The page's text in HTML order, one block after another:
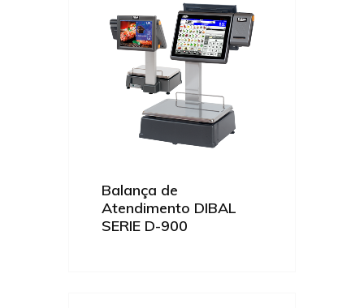
Balança de
Atendimento DIBAL
SERIE D-900